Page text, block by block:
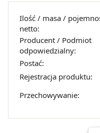
Ilość / masa /
netto:
Producent / Podmiot
odpowiedzialny:
Postać:
Rejestracja produktu:
Przechowywanie: